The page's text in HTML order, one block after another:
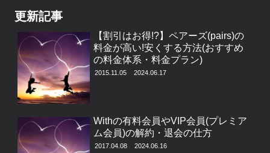
更新記事
【割引はお得!?】ペアーズ(pairs)の
料金が高い!安くする方法(おすすめ
の料金体系・料金プラン)
2015.11.05 2024.06.17
Withの有料会員やVIP会員(プレミア
ム会員)の解約・退会の仕方
2017.04.08 2024.06.16